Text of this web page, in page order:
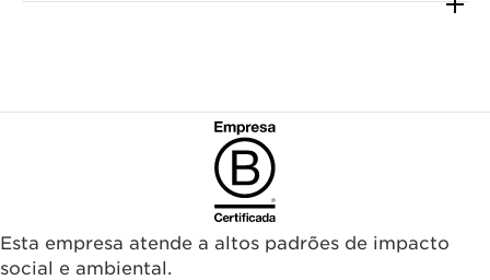
Esta empresa atende a altos padrões de impacto
social e ambiental.